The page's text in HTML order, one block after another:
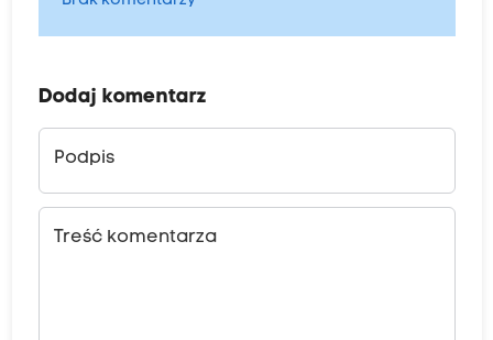
Dodaj komentarz
Podpis
Treść komentarza